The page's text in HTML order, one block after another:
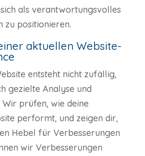
als verantwortungsvolles
zu positionieren.
aktuellen Website-
entsteht nicht zufällig,
gezielte Analyse und
prüfen, wie deine
performt, und zeigen dir,
Hebel für Verbesserungen
wir Verbesserungen